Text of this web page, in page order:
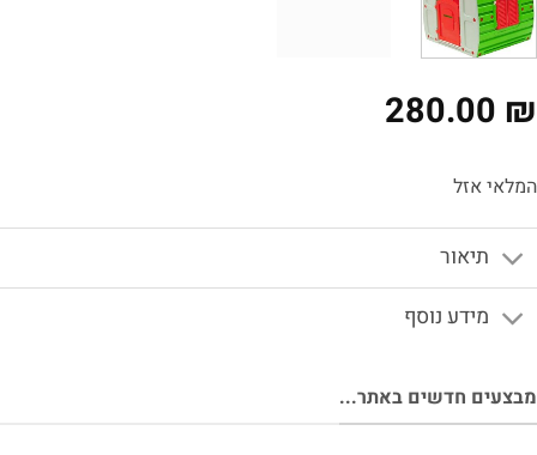
280.00
אזל
תיאור
מידע נוסף
חדשים באתר...